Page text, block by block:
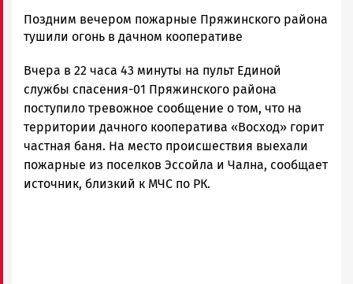
Юрий
Каулио
Петрозаводска
и
Карелии
|
Петрозаводск
Поздним вечером пожарные Пряжинского района
тушили огонь в дачном кооперативе
Вчера в 22 часа 43 минуты на пульт Единой
службы спасения-01 Пряжинского района
поступило тревожное сообщение о том, что на
территории дачного кооператива «Восход» горит
частная баня. На место происшествия выехали
пожарные из поселков Эссойла и Чална, сообщает
источник, близкий к МЧС по РК.